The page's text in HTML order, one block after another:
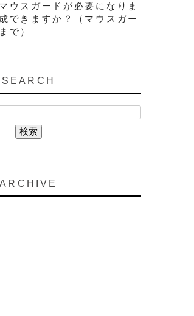
ウスガードが必要になりま
できますか？（マウスガー
で）
SEARCH
ARCHIVE